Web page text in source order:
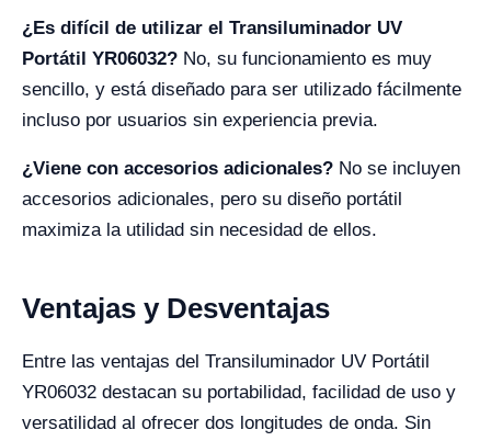
¿Es difícil de utilizar el Transiluminador UV
Portátil YR06032? No, su funcionamiento es muy
sencillo, y está diseñado para ser utilizado fácilmente
incluso por usuarios sin experiencia previa.
¿Viene con accesorios adicionales? No se incluyen
accesorios adicionales, pero su diseño portátil
maximiza la utilidad sin necesidad de ellos.
Ventajas y Desventajas
Entre las ventajas del Transiluminador UV Portátil
YR06032 destacan su portabilidad, facilidad de uso y
versatilidad al ofrecer dos longitudes de onda. Sin